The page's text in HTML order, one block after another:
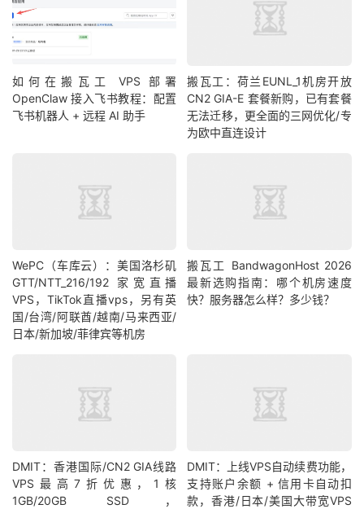
如何在搬瓦工 VPS 部署
OpenClaw 接入飞书教程：配置
飞书机器人 + 远程 AI 助手
搬瓦工：荷兰EUNL_1机房开放
CN2 GIA-E 套餐新购，已有套餐
无法迁移，更全面的三网优化/专
为欧中直连设计
WePC（车库云）：美国洛杉矶
GTT/NTT_216/192 家宽直播
VPS，TikTok直播vps，另有英
国/台湾/阿联酋/越南/马来西亚/
日本/新加坡/菲律宾等机房
搬瓦工 BandwagonHost 2026
最新选购指南：哪个机房速度
快？服务器怎么样？多少钱？
DMIT：香港国际/CN2 GIA线路
VPS最高7折优惠，1核
1GB/20GB SSD，
DMIT：上线VPS自动续费功能，
支持账户余额 + 信用卡自动扣
款，香港/日本/美国大带宽VPS